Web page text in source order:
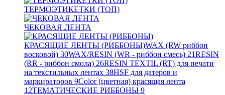
ТЕРМОЭТИКЕТКИ (ТОП)
ЧЕКОВАЯ ЛЕНТА
КРАСЯЩИЕ ЛЕНТЫ (РИББОНЫ)WAX (RW риббон
восковой) 30WAX/RESIN (WR - риббон смесь) 21RESIN
(RR - риббон смола) 26RESIN TEXTIL (RT) для печати
на текстильных лентах 38HSF для датеров и
маркираторов 9Color (цветная) красящая лента
12ТЕМАТИЧЕСКИЕ РИББОНЫ 9